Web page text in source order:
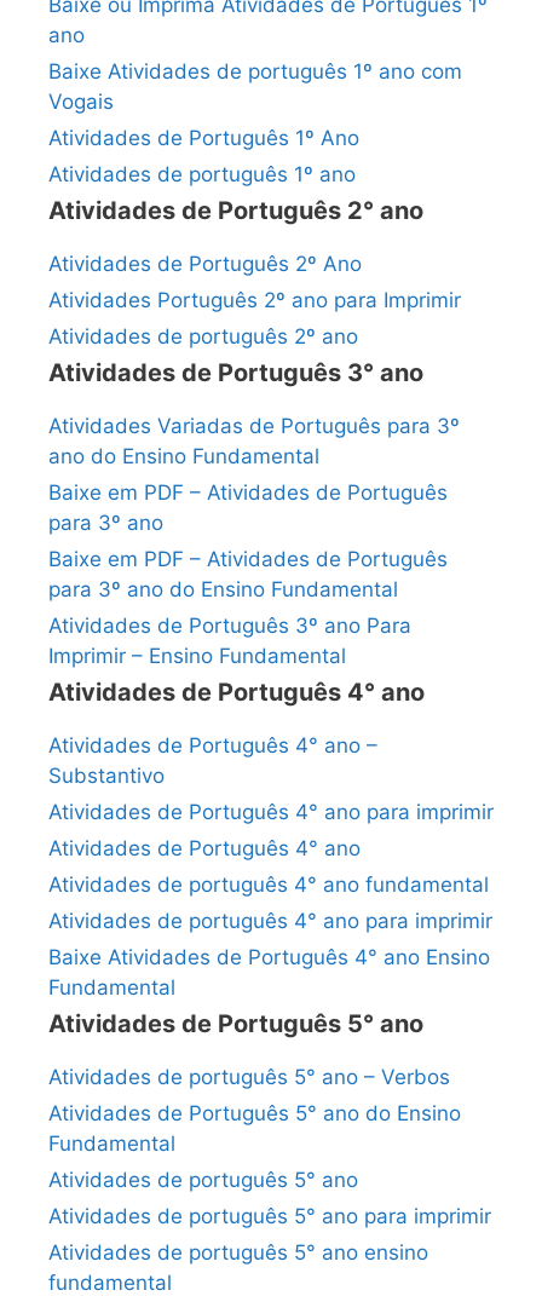
ano
Baixe Atividades de português 1º ano com
Vogais
Atividades de Português 1º Ano
Atividades de português 1º ano
Atividades de Português 2° ano
Atividades de Português 2º Ano
Atividades Português 2º ano para Imprimir
Atividades de português 2º ano
Atividades de Português 3° ano
Atividades Variadas de Português para 3º
ano do Ensino Fundamental
Baixe em PDF – Atividades de Português
para 3º ano
Baixe em PDF – Atividades de Português
para 3º ano do Ensino Fundamental
Atividades de Português 3º ano Para
Imprimir – Ensino Fundamental
Atividades de Português 4° ano
Atividades de Português 4° ano –
Substantivo
Atividades de Português 4° ano para imprimir
Atividades de Português 4° ano
Atividades de português 4° ano fundamental
Atividades de português 4° ano para imprimir
Baixe Atividades de Português 4° ano Ensino
Fundamental
Atividades de Português 5° ano
Atividades de português 5° ano – Verbos
Atividades de Português 5° ano do Ensino
Fundamental
Atividades de português 5° ano
Atividades de português 5° ano para imprimir
Atividades de português 5° ano ensino
fundamental